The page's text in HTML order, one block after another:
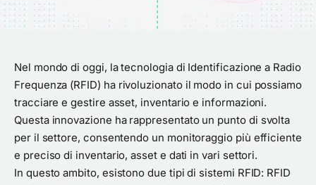
Nel mondo di oggi, la tecnologia di Identificazione a Radio
Frequenza (RFID) ha rivoluzionato il modo in cui possiamo
tracciare e gestire asset, inventario e informazioni.
Questa innovazione ha rappresentato un punto di svolta
per il settore, consentendo un monitoraggio più efficiente
e preciso di inventario, asset e dati in vari settori.
In questo ambito, esistono due tipi di sistemi RFID: RFID